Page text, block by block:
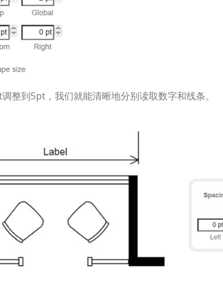
整到5pt，我们就能清晰地分别读取数字和线条。